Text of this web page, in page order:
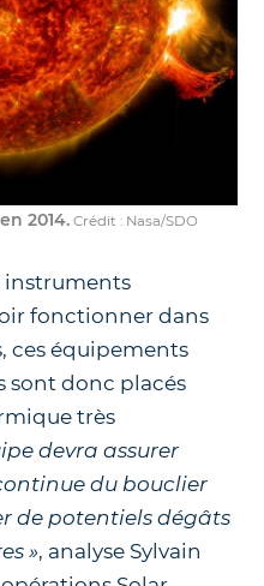
2014.Crédit : Nasa/SDO
instruments
fonctionner dans
ces équipements
sont donc placés
très
devra assurer
du bouclier
de potentiels dégâts
», analyse Sylvain